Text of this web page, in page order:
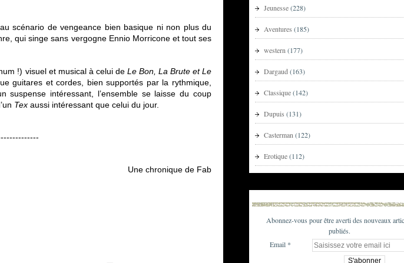
scénario de vengeance bien basique ni non plus du
qui singe sans vergogne Ennio Morricone et tout ses
!) visuel et musical à celui de Le Bon, La Brute et Le
guitares et cordes, bien supportés par la rythmique,
intéressant, l’ensemble se laisse du coup
Tex aussi intéressant que celui du jour.
Une chronique de Fab
Jeunesse(228)
Aventures (185)
western (177)
Dargaud (163)
Classique(142)
Dupuis (131)
Casterman (122)
Erotique(112)
Abonnez-vous pour être averti des nouveaux
publiés.
Email